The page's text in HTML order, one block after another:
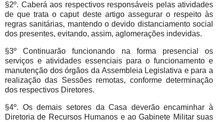
§2º. Caberá aos respectivos responsáveis pelas atividades
de que trata o caput deste artigo assegurar o respeito às
regras sanitárias, mantendo o devido distanciamento social
dos presentes, evitando, assim, aglomerações indevidas.
§3º Continuarão funcionando na forma presencial os
serviços e atividades essenciais para o funcionamento e
manutenção dos órgãos da Assembleia Legislativa e para a
realização das Sessões remotas, conforme determinação
dos respectivos Diretores.
§4º. Os demais setores da Casa deverão encaminhar à
Diretoria de Recursos Humanos e ao Gabinete Militar suas